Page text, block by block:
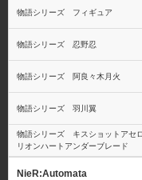
ワンピース ワー
レクタブルフィギ
（ワーコレ）
ワンピース ヴァ
ルアクションヒー
シリーズ
物語シリーズ フィギュア
物語シリーズ 忍野忍
物語シリーズ 阿良々木月火
物語シリーズ 羽川翼
物語シリーズ キスショットアセ
リオンハートアンダーブレード
NieR:Automata